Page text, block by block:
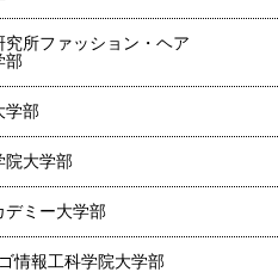
所ファッション・ヘア
部
学部
院大学部
デミー大学部
情報工科学院大学部